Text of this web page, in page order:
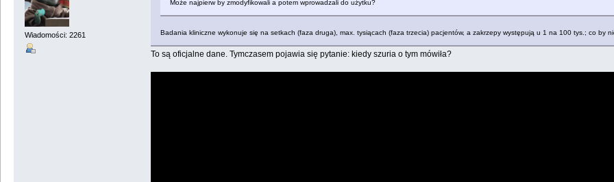
Wiadomości: 2261
Może najpierw by zmodyfikowali a potem wprowadzali do użytku?
Badania kliniczne wykonuje się na setkach (faza druga), max. tysiącach (faza trzecia) pacjentów, a zakrzepy występują u 1 na 100 tys.; co by
To są oficjalne dane. Tymczasem pojawia się pytanie: kiedy szuria o tym mówiła?